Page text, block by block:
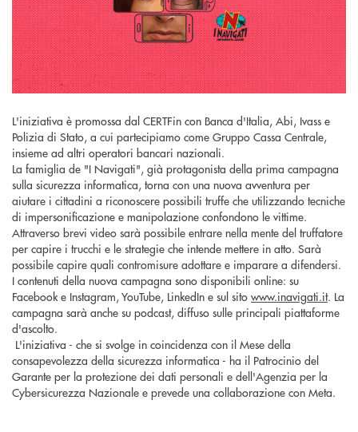
L'iniziativa è promossa dal CERTFin con Banca d'Italia, Abi, Ivass e
Polizia di Stato, a cui partecipiamo come Gruppo Cassa Centrale,
insieme ad altri operatori bancari nazionali.
La famiglia de "I Navigati", già protagonista della prima campagna
sulla sicurezza informatica, torna con una nuova avventura per
aiutare i cittadini a riconoscere possibili truffe che utilizzando tecniche
di impersonificazione e manipolazione confondono le vittime.
Attraverso brevi video sarà possibile entrare nella mente del truffatore
per capire i trucchi e le strategie che intende mettere in atto. Sarà
possibile capire quali contromisure adottare e imparare a difendersi.
I contenuti della nuova campagna sono disponibili online: su
Facebook e Instagram, YouTube, LinkedIn e sul sito www.inavigati.it. La
campagna sarà anche su podcast, diffuso sulle principali piattaforme
d'ascolto.
L'iniziativa - che si svolge in coincidenza con il Mese della
consapevolezza della sicurezza informatica - ha il Patrocinio del
Garante per la protezione dei dati personali e dell'Agenzia per la
Cybersicurezza Nazionale e prevede una collaborazione con Meta.